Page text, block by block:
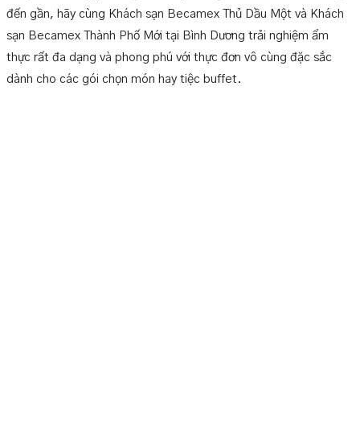
đến gần, hãy cùng Khách sạn Becamex Thủ Dầu Một và Khách
sạn Becamex Thành Phố Mới tại Bình Dương trải nghiệm ẩm
thực rất đa dạng và phong phú với thực đơn vô cùng đặc sắc
dành cho các gói chọn món hay tiệc buffet.